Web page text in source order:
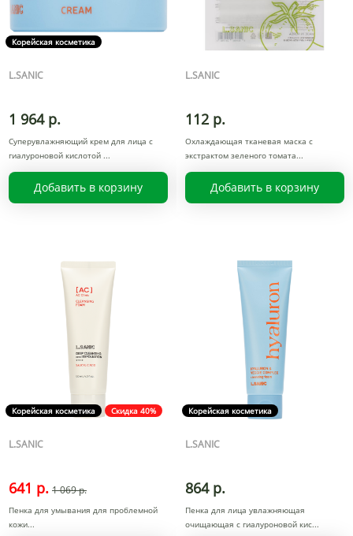
Корейская косметика
L.SANIC
1 964 р.
Суперувлажняющий крем для лица с
гиалуроновой кислотой
Добавить в корзину
L.SANIC
112 р.
Охлаждающая тканевая маска с
экстрактом зеленого томата
Добавить в корзину
Корейская косметика Скидка 40%
L.SANIC
641 р. 1 069 р.
Пенка для умывания для проблемной
кожи
Корейская косметика
L.SANIC
864 р.
Пенка для лица увлажняющая
очищающая с гиалуроновой кис